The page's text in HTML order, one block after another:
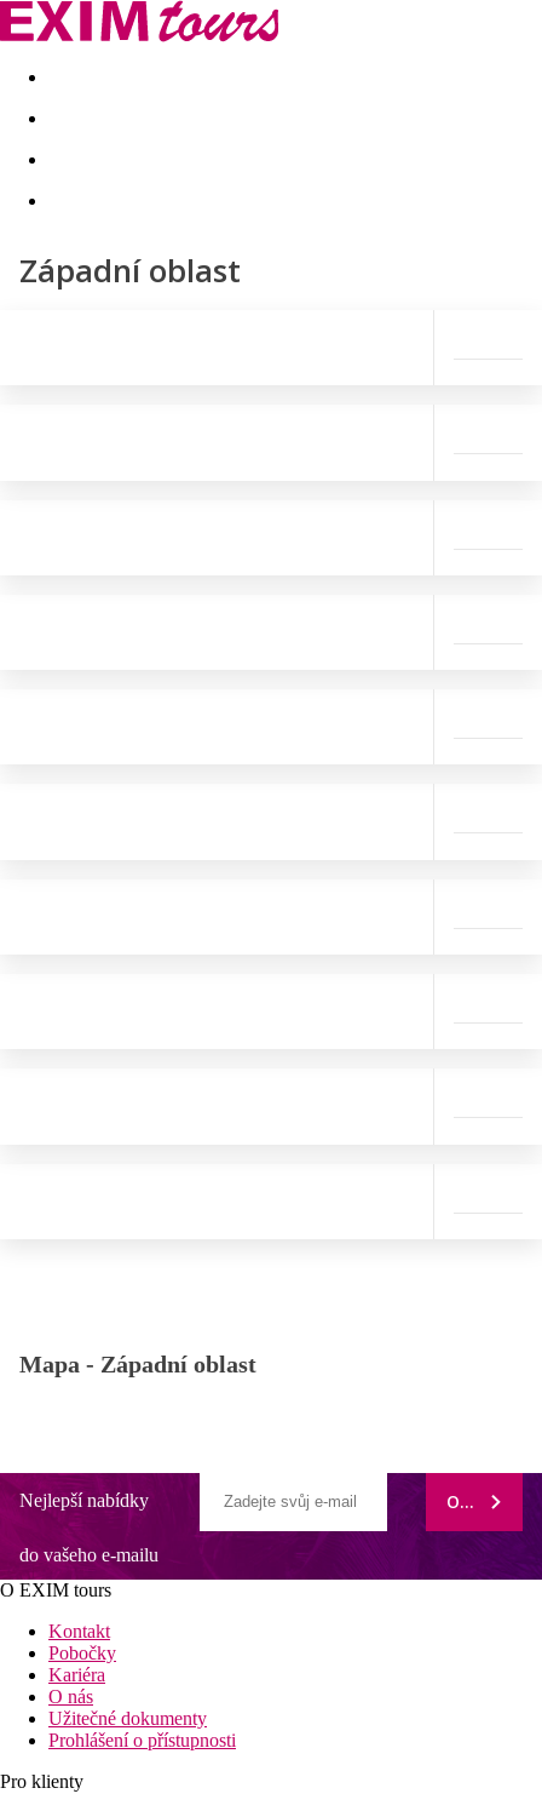
Akční nabídky Last minute
Západní oblast
Mapa - Západní oblast
Nejlepší nabídky
do vašeho e-mailu
ODEBÍRAT
O EXIM tours
Kontakt
Pobočky
Kariéra
O nás
Užitečné dokumenty
Prohlášení o přístupnosti
Pro klienty